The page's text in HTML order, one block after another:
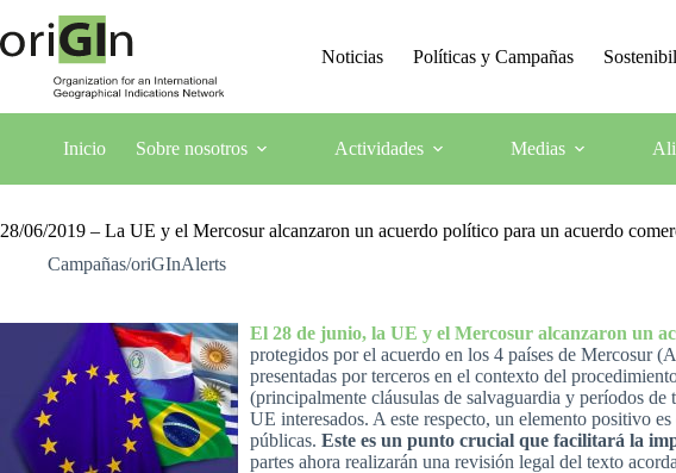
Noticias Políticas y Campañas
Inicio Sobre nosotros Actividades Medias
28/06/2019 – La UE y el Mercosur alcanzaron un acuerdo político para un acuerdo
Campañas/oriGInAlerts
El 28 de junio, la UE y el Mercosur alcanzaron un
protegidos por el acuerdo en los 4 países de Mercosur
presentadas por terceros en el contexto del
(principalmente cláusulas de salvaguardia y períodos
UE interesados. A este respecto, un elemento positivo
públicas. Este es un punto crucial que facilitará la
partes ahora realizarán una revisión legal del texto